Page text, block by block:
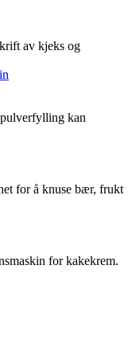
av kjeks og
kan
for å knuse bær, frukt
for kakekrem.